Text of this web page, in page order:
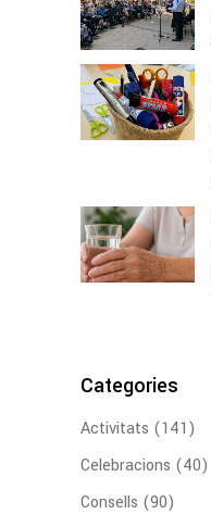
Categories
Activitats (141)
Celebracions (40)
Consells (90)